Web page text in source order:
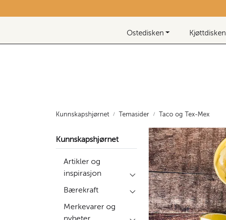
Ostedisken Kjøttdisken
Kunnskapshjørnet Temasider Taco og Tex-Mex
Kunnskapshjørnet
Artikler og
inspirasjon
Bærekraft
Merkevarer og